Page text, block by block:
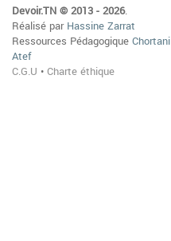
Devoir.TN © 2013 - 2026.
Réalisé parHassine Zarrat
Ressources PédagogiqueChortani
Atef
C.G.U •Charte éthique